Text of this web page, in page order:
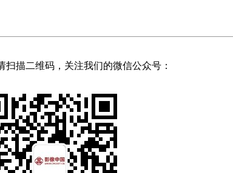
扫描二维码，关注我们的微信公众号：